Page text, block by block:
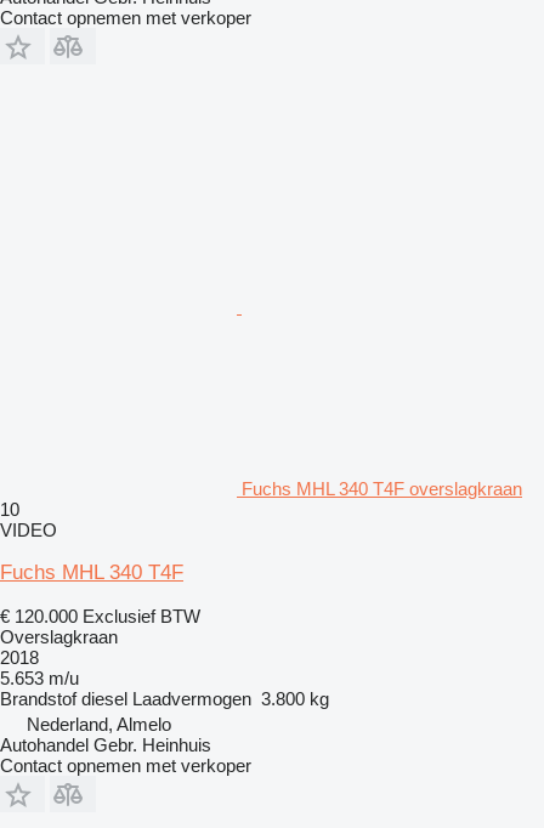
Contact opnemen met verkoper
Fuchs MHL 340 T4F overslagkraan
10
VIDEO
Fuchs MHL 340 T4F
€ 120.000 Exclusief BTW
Overslagkraan
2018
5.653 m/u
Brandstof diesel Laadvermogen 3.800 kg
Nederland, Almelo
Autohandel Gebr. Heinhuis
Contact opnemen met verkoper